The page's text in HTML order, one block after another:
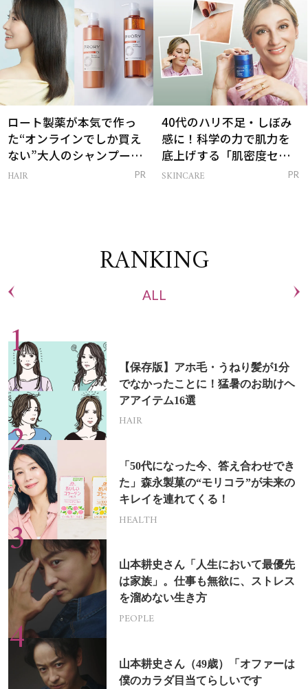
ロート製薬が本気で作っ
た“オンラインでしか買え
ない”大人のシャンプー＆
トリートメントって？
HAIR PR
40代のハリ不足・しぼみ
感に！科学の力で肌力を
底上げする「肌密度セラ
ム」
SKINCARE PR
RANKING
ALL
【保存版】アホ毛・うねり髪が1分
でなかったことに！猛暑のお助けヘ
アアイテム16選
HAIR
「50代になった今、答え合わせでき
た」森永製菓の“モリコラ”が未来の
キレイを連れてくる！
HEALTH
山本耕史さん「人生において最優先
は家族」。仕事も無欲に、ストレス
を溜めない生き方
PEOPLE
山本耕史さん（49歳）「オファーは
僕のカラダ目当てらしいです